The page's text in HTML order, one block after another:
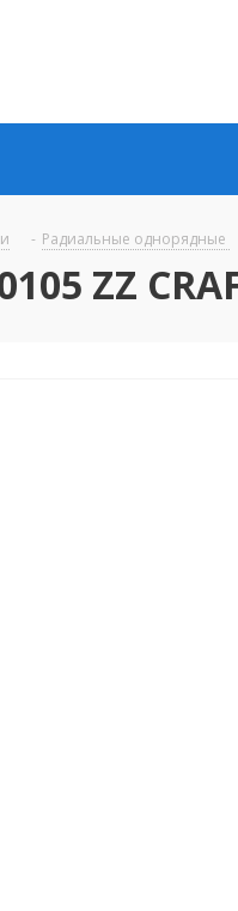
- Радиальные однорядные
ZZ